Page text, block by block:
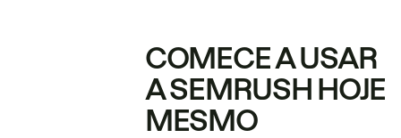
COMECE A USAR
A SEMRUSH HOJE
MESMO